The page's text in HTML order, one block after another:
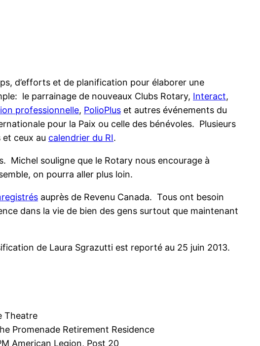
d’efforts et de planification pour élaborer une
le parrainage de nouveaux Clubs Rotary, Interact,
professionnelle, PolioPlus et autres événements du
pour la Paix ou celle des bénévoles. Plusieurs
ceux au calendrier du RI.
Michel souligne que le Rotary nous encourage à
on pourra aller plus loin.
auprès de Revenu Canada. Tous ont besoin
dans la vie de bien des gens surtout que maintenant
de Laura Sgrazutti est reporté au 25 juin 2013.
Theatre
Promenade Retirement Residence
American Legion, Post 20